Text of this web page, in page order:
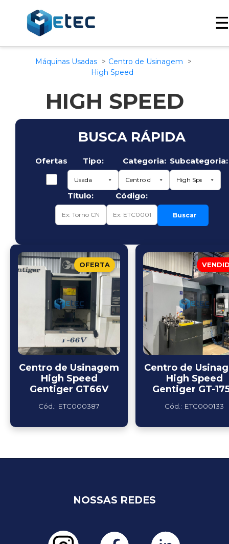
☰
Máquinas Usadas
Centro de Usinagem
High Speed
HIGH SPEED
BUSCA RÁPIDA
Ofertas Tipo: Categoria: Subcategoria:
Título: Código:
Buscar
OFERTA
Centro de Usinagem
High Speed
Gentiger GT66V
Cód.: ETC000387
Centro de
High Speed
Gentiger GT-
Cód.: ETC000133
NOSSAS REDES